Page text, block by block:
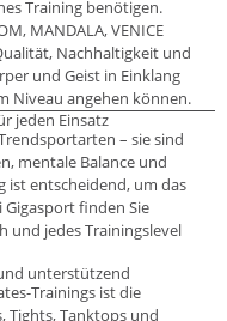
Training benötigen.
MANDALA, VENICE
Nachhaltigkeit und
und Geist in Einklang
Niveau angehen können.
jeden Einsatz
– sie sind
mentale Balance und
ist entscheidend, um das
Gigasport finden Sie
und jedes Trainingslevel
unterstützend
Trainings ist die
Tights, Tanktops und